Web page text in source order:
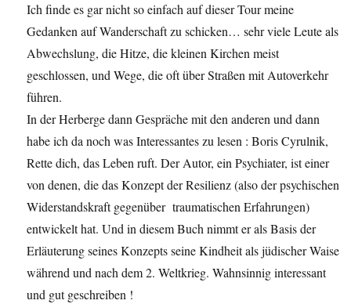
Ich finde es gar nicht so einfach auf dieser Tour meine
Gedanken auf Wanderschaft zu schicken… sehr viele Leute als
Abwechslung, die Hitze, die kleinen Kirchen meist
geschlossen, und Wege, die oft über Straßen mit Autoverkehr
führen.
In der Herberge dann Gespräche mit den anderen und dann
habe ich da noch was Interessantes zu lesen : Boris Cyrulnik,
Rette dich, das Leben ruft. Der Autor, ein Psychiater, ist einer
von denen, die das Konzept der Resilienz (also der psychischen
Widerstandskraft gegenüber traumatischen Erfahrungen)
entwickelt hat. Und in diesem Buch nimmt er als Basis der
Erläuterung seines Konzepts seine Kindheit als jüdischer Waise
während und nach dem 2. Weltkrieg. Wahnsinnig interessant
und gut geschreiben !